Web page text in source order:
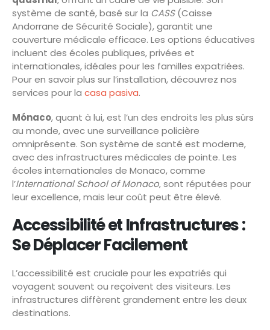
système de santé, basé sur la CASS(Caisse
Andorrane de Sécurité Sociale), garantit une
couverture médicale efficace. Les options éducatives
incluent des écoles publiques, privées et
internationales, idéales pour les familles expatriées.
Pour en savoir plus sur l’installation, découvrez nos
services pour la casa pasiva.
Mónaco, quant à lui, est l’un des endroits les plus sûrs
au monde, avec une surveillance policière
omniprésente. Son système de santé est moderne,
avec des infrastructures médicales de pointe. Les
écoles internationales de Monaco, comme
l’International School of Monaco, sont réputées pour
leur excellence, mais leur coût peut être élevé.
Accessibilité et Infrastructures :
Se Déplacer Facilement
L’accessibilité est cruciale pour les expatriés qui
voyagent souvent ou reçoivent des visiteurs. Les
infrastructures diffèrent grandement entre les deux
destinations.